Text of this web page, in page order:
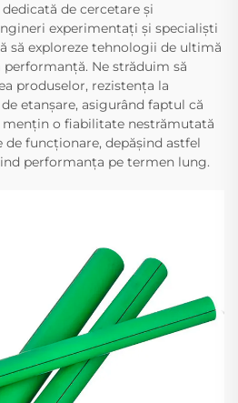
de cercetare și
experimentați și specialiști
să exploreze tehnologii de ultimă
Ne străduim să
produselor, rezistența la
etanșare, asigurând faptul că
o fiabilitate nestrămutată
funcționare, depășind astfel
performanța pe termen lung.